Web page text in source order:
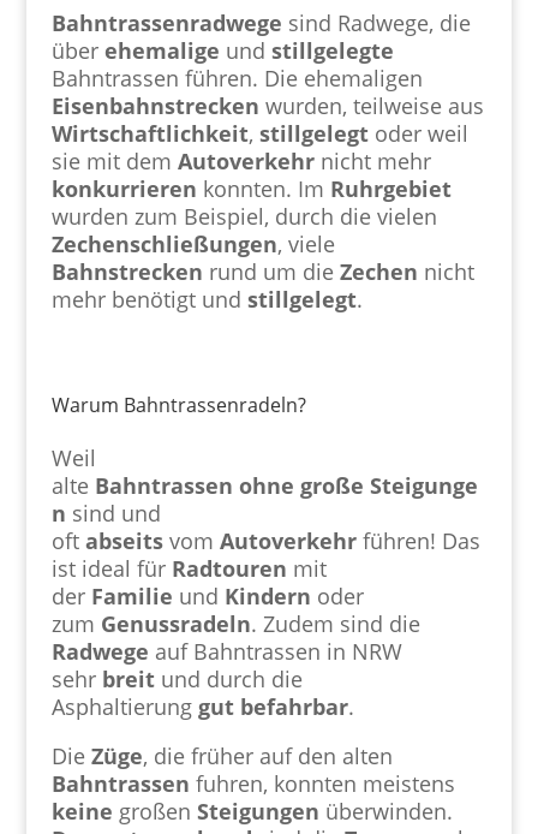
Bahntrassenradwege sind Radwege, die
über ehemalige und stillgelegte
Bahntrassen führen. Die ehemaligen
Eisenbahnstrecken wurden, teilweise aus
Wirtschaftlichkeit, stillgelegtoder weil
sie mit dem Autoverkehrnicht mehr
konkurrieren konnten. Im Ruhrgebiet
wurden zum Beispiel, durch die vielen
Zechenschließungen, viele
Bahnstrecken rund um die Zechen nicht
mehr benötigt und stillgelegt.
Warum Bahntrassenradeln?
Weil
alte Bahntrassen ohne große Steigunge
n sind und
oft abseitsvom Autoverkehr führen! Das
ist ideal für Radtouren mit
der Familie und Kindern oder
zum Genussradeln. Zudem sind die
Radwege auf Bahntrassen in NRW
sehr breitund durch die
Asphaltierung gut befahrbar.
Die Züge, die früher auf den alten
Bahntrassen fuhren, konnten meistens
keine großen Steigungen überwinden.